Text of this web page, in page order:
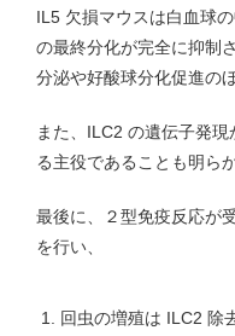
IL5 欠損マウスは白血球
の最終分化が完全に抑制
分泌や好酸球分化促進の
また、ILC2 の遺伝子発
る主役であることも明ら
最後に、２型免疫反応が
を行い、
回虫の増殖は ILC2 除